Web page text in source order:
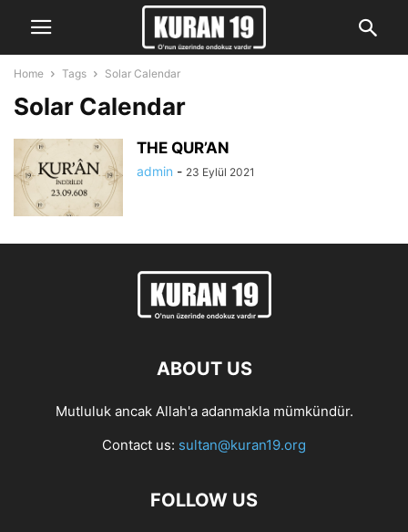
Home Tags Solar Calendar
Solar Calendar
THE QUR’AN
admin - 23 Eylül 2021
ABOUT US
Mutluluk ancak Allah'a adanmakla mümkündür.
Contact us: sultan@kuran19.org
FOLLOW US